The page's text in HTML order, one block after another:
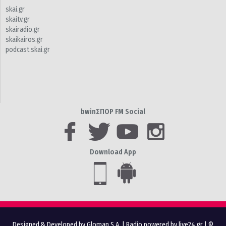
skai.gr
skaitv.gr
skairadio.gr
skaikairos.gr
podcast.skai.gr
bwinΣΠΟΡ FM Social
Download App